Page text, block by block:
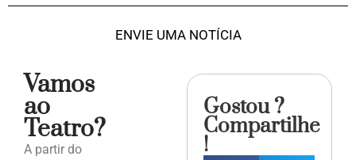
ENVIE UMA NOTÍCIA
Vamos
ao
Teatro?
A partir do
Gostou ?
Compartilhe
!